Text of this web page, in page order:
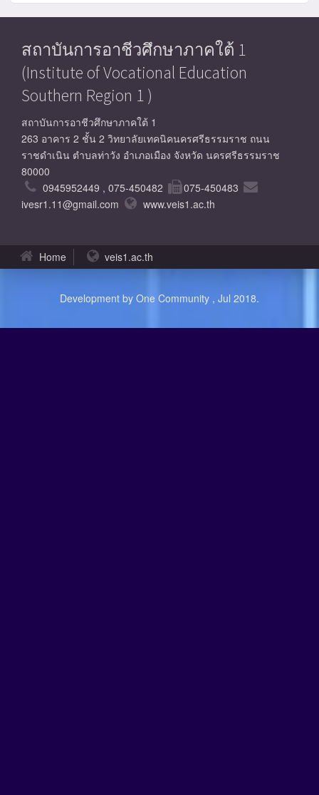
สถาบันการอาชีวศึกษาภาคใต้ 1
(Institute of Vocational Education
Southern Region 1 )
สถาบันการอาชีวศึกษาภาคใต้ 1
263 อาคาร 2 ชั้น 2 วิทยาลัยเทคนิคนครศรีธรรมราช ถนน
ราชดำเนิน ตำบลท่าวัง อำเภอเมือง จังหวัด นครศรีธรรมราช
80000
0945952449 , 075-450482
075-450483
ivesr1.11@gmail.com
www.veis1.ac.th
Home veis1.ac.th
Development by One Community , Jul 2018.